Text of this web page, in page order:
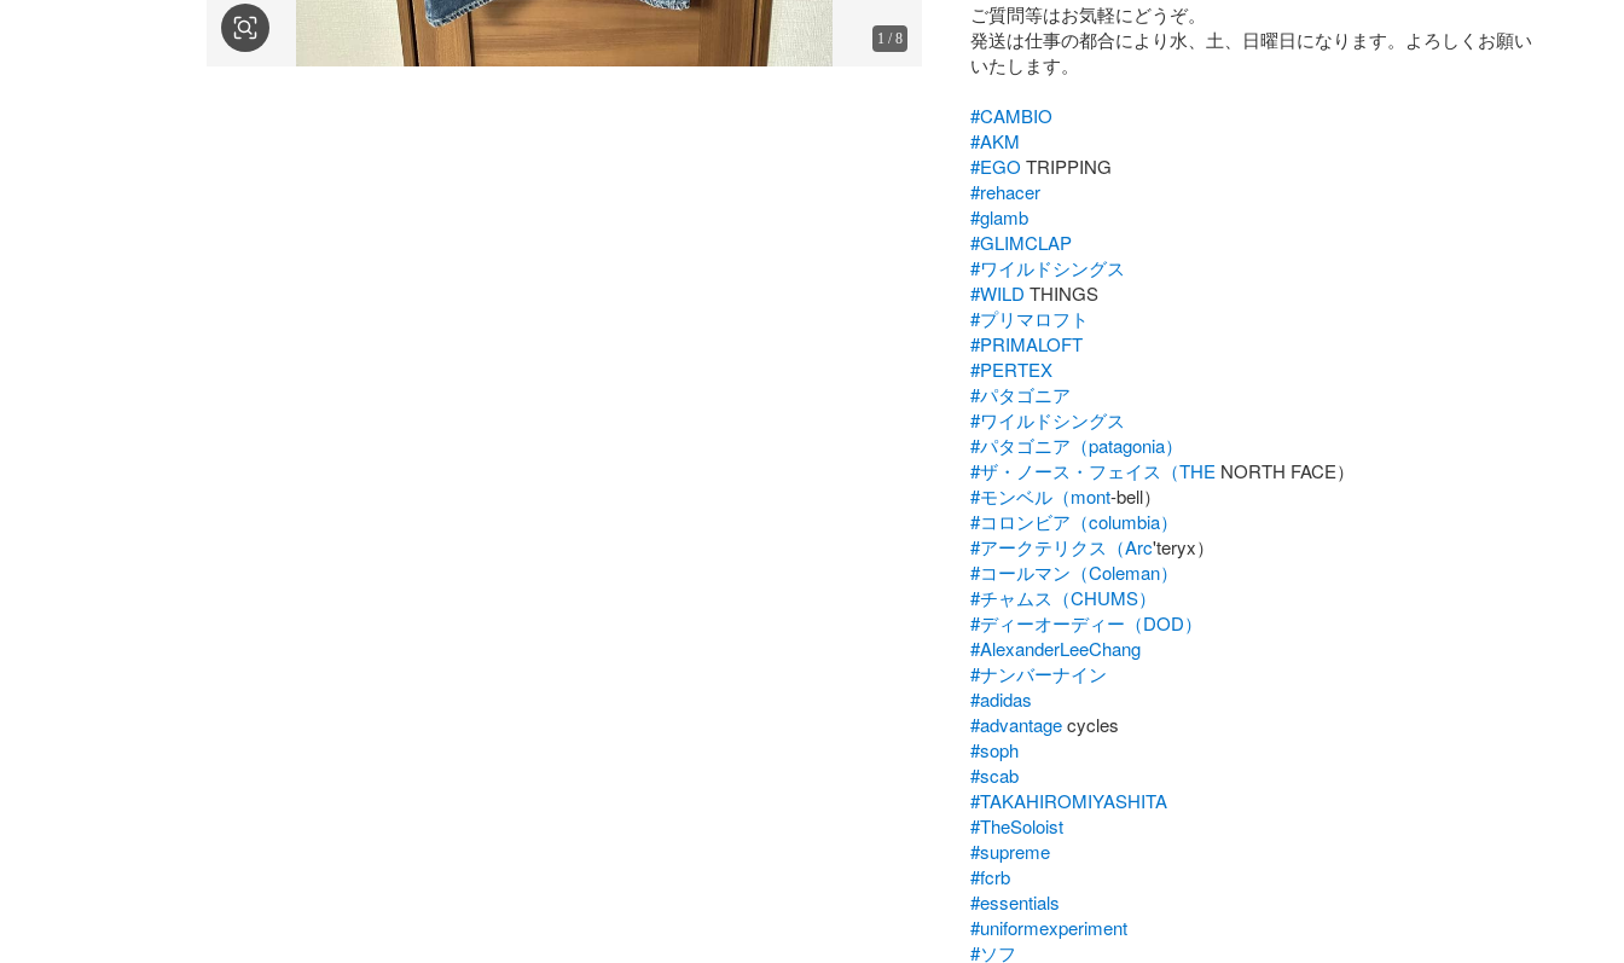
1 /8
ご質問等はお気軽にどうぞ。
発送は仕事の都合により水、土、日曜日になります。よろしくお願い
いたします。
#CAMBIO
#AKM
#EGO
#rehacer
#glamb
#GLIMCLAP
#ワイルドシングス
#WILD
THINGS
#プリマロフト
#PRIMALOFT
#PERTEX
#パタゴニア
#ワイルドシングス
#パタゴニア（patagonia）
#ザ・ノース・フェイス（THE
#モンベル（mont
#コロンビア（columbia）
#アークテリクス（Arc
#コールマン（Coleman）
#チャムス（CHUMS）
#ディーオーディー（DOD）
#AlexanderLeeChang
#ナンバーナイン
#adidas
#advantage
#soph
#scab
#TAKAHIROMIYASHITA
#TheSoloist
#supreme
#fcrb
#essentials
#uniformexperiment
#ソフ